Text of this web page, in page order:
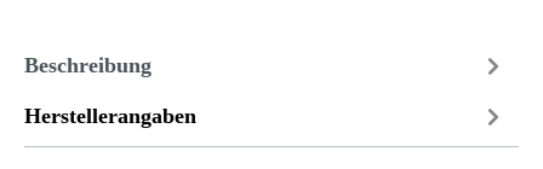
Beschreibung
Herstellerangaben